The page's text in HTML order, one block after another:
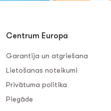
Centrum Europa
Garantija un atgriešana
Lietošanas noteikumi
Privātuma politika
Piegāde